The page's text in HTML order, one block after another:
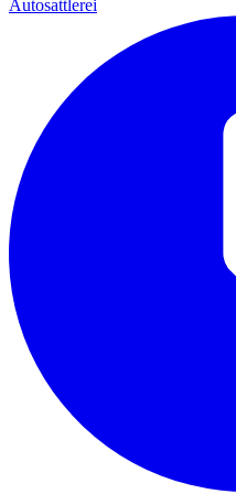
Autosattlerei